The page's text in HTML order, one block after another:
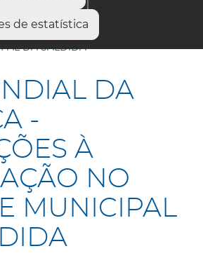
de estatística
- RESTRIÇÕES À CIRCULAÇÃO
DA SALDIDA
DA
-
À
NO
MUNICIPAL